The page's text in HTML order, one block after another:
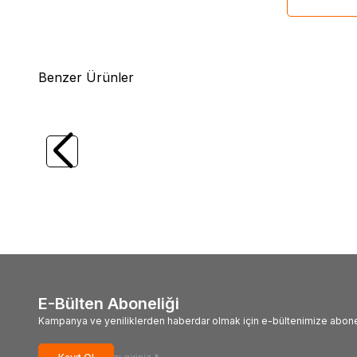
Benzer Ürünler
VHD İzolatör İzolasyon Kapağı
E-Bülten Aboneliği
Kampanya ve yeniliklerden haberdar olmak için e-bültenimize